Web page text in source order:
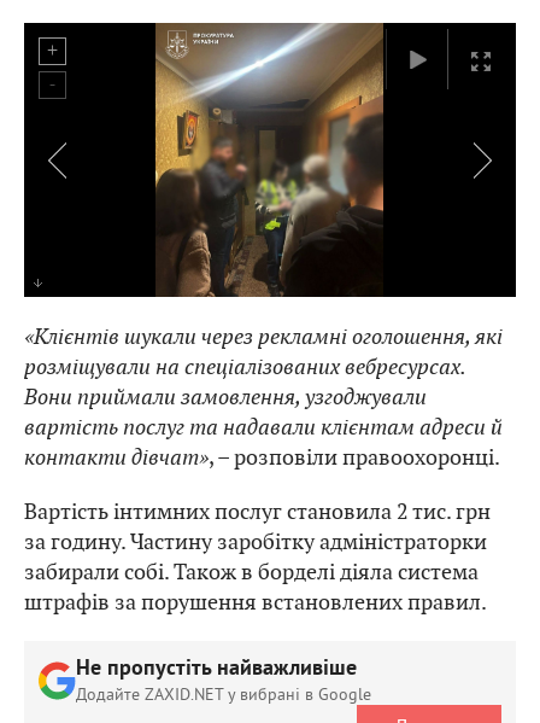
«Клієнтів шукали через рекламні оголошення, які
розміщували на спеціалізованих вебресурсах.
Вони приймали замовлення, узгоджували
вартість послуг та надавали клієнтам адреси й
контакти дівчат», – розповіли правоохоронці.
Вартість інтимних послуг становила 2 тис. грн
за годину. Частину заробітку адміністраторки
забирали собі. Також в борделі діяла система
штрафів за порушення встановлених правил.
Не пропустіть найважливіше
Додайте ZAXID.NET у вибрані в Google